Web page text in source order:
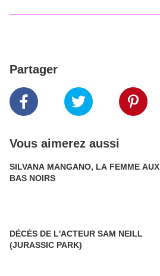
Partager
Vous aimerez aussi
SILVANA MANGANO, LA FEMME AUX
BAS NOIRS
DÉCÈS DE L'ACTEUR SAM NEILL
(JURASSIC PARK)